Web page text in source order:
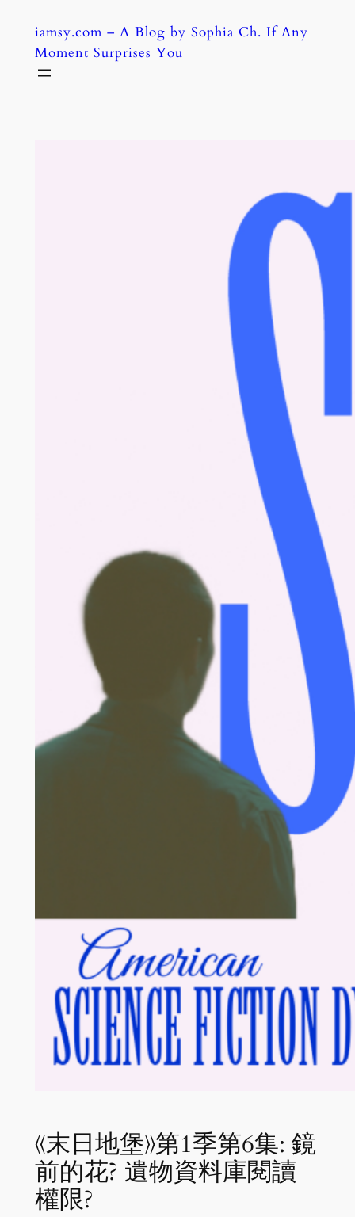
content
iamsy.com – A Blog by Sophia Ch. If Any
Moment Surprises You
《末日地堡》第1季第6集: 鏡
前的花? 遺物資料庫閱讀
權限?